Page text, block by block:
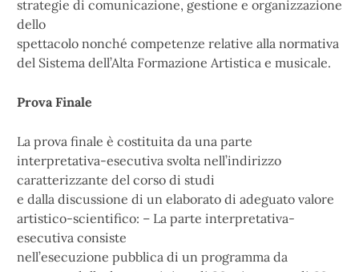
strategie di comunicazione, gestione e organizzazione
dello
spettacolo nonché competenze relative alla normativa
del Sistema dell’Alta Formazione Artistica e musicale.
Prova Finale
La prova finale è costituita da una parte
interpretativa-esecutiva svolta nell’indirizzo
caratterizzante del corso di studi
e dalla discussione di un elaborato di adeguato valore
artistico-scientifico: – La parte interpretativa-
esecutiva consiste
nell’esecuzione pubblica di un programma da